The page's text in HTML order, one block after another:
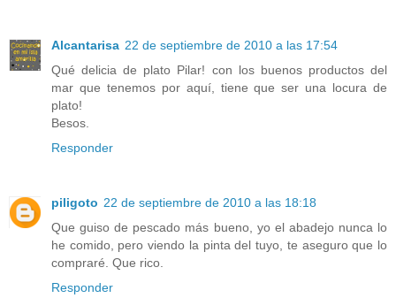
Alcantarisa 22 de septiembre de 2010 a las 17:54
Qué delicia de plato Pilar! con los buenos productos del
mar que tenemos por aquí, tiene que ser una locura de
plato!
Besos.
Responder
piligoto 22 de septiembre de 2010 a las 18:18
Que guiso de pescado más bueno, yo el abadejo nunca lo
he comido, pero viendo la pinta del tuyo, te aseguro que lo
compraré. Que rico.
Responder